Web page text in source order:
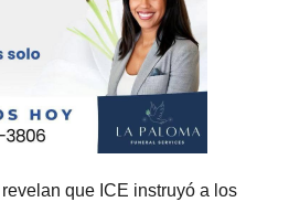
que ICE instruyó a los